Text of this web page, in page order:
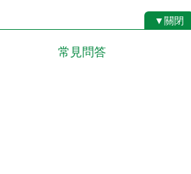
▼關閉
常見問答